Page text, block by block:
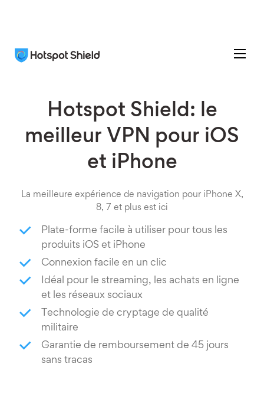
Hotspot Shield: le
meilleur VPN pour iOS
et iPhone
La meilleure expérience de navigation pour iPhone X,
8, 7 et plus est ici
Plate-forme facile à utiliser pour tous les
produits iOS et iPhone
Connexion facile en un clic
Idéal pour le streaming, les achats en ligne
et les réseaux sociaux
Technologie de cryptage de qualité
militaire
Garantie de remboursement de 45 jours
sans tracas